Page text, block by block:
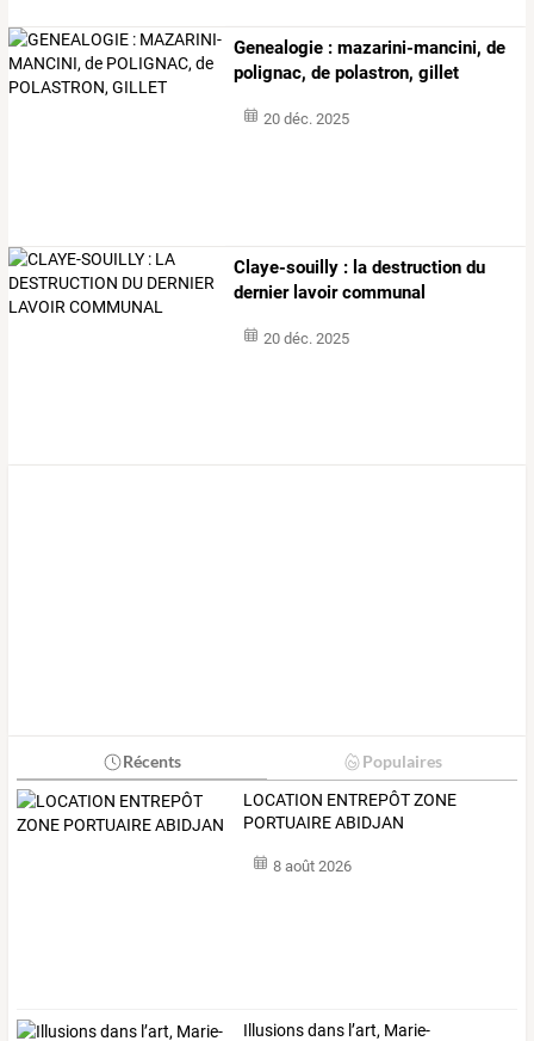
Genealogie : mazarini-mancini, de
polignac, de polastron, gillet
20 déc. 2025
Claye-souilly : la destruction du
dernier lavoir communal
20 déc. 2025
Récents Populaires
LOCATION ENTREPÔT ZONE
PORTUAIRE ABIDJAN
8 août 2026
Illusions dans l’art, Marie-